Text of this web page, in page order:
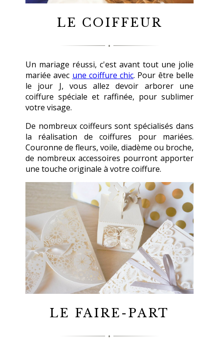
LE COIFFEUR
Un mariage réussi, c'est avant tout une jolie
mariée avec une coiffure chic. Pour être belle
le jour J, vous allez devoir arborer une
coiffure spéciale et raffinée, pour sublimer
votre visage.
De nombreux coiffeurs sont spécialisés dans
la réalisation de coiffures pour mariées.
Couronne de fleurs, voile, diadème ou broche,
de nombreux accessoires pourront apporter
une touche originale à votre coiffure.
LE FAIRE-PART